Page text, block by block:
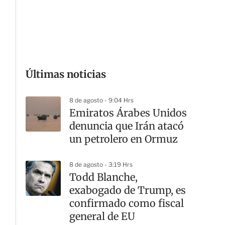
Últimas noticias
8 de agosto - 9:04 Hrs
Emiratos Árabes Unidos
denuncia que Irán atacó
un petrolero en Ormuz
8 de agosto - 3:19 Hrs
Todd Blanche,
exabogado de Trump, es
confirmado como fiscal
general de EU